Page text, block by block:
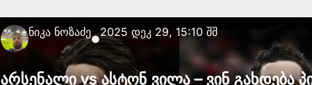
Ნიკა Ნოზაძე●2025 დეკ 29, 15:10 შშ
არსენალი vs ასტონ ვილა – ვინ გახდება